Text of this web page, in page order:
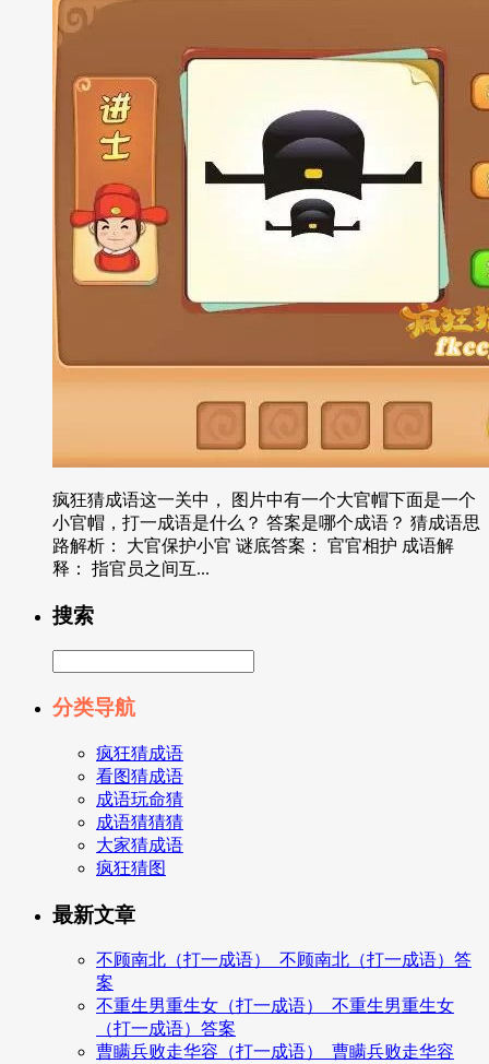
疯狂猜成语这一关中， 图片中有一个大官帽下面是一个
小官帽，打一成语是什么？ 答案是哪个成语？ 猜成语思
路解析： 大官保护小官 谜底答案： 官官相护 成语解
释： 指官员之间互...
搜索
分类导航
疯狂猜成语
看图猜成语
成语玩命猜
成语猜猜猜
大家猜成语
疯狂猜图
最新文章
不顾南北（打一成语）_不顾南北（打一成语）答
案
不重生男重生女（打一成语）_不重生男重生女
（打一成语）答案
曹瞒兵败走华容（打一成语）_曹瞒兵败走华容